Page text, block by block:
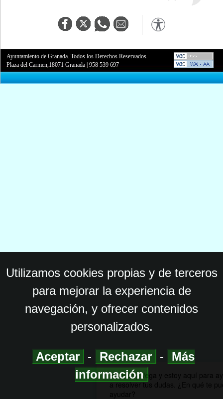
Ayuntamiento de Granada. Todos los Derechos Reservados.
Plaza del Carmen,18071 Granada |958 539 697
Utilizamos cookies propias y de terceros
para mejorar la experiencia de
navegación, y ofrecer contenidos
personalizados.
Aceptar - Rechazar -
Más
información